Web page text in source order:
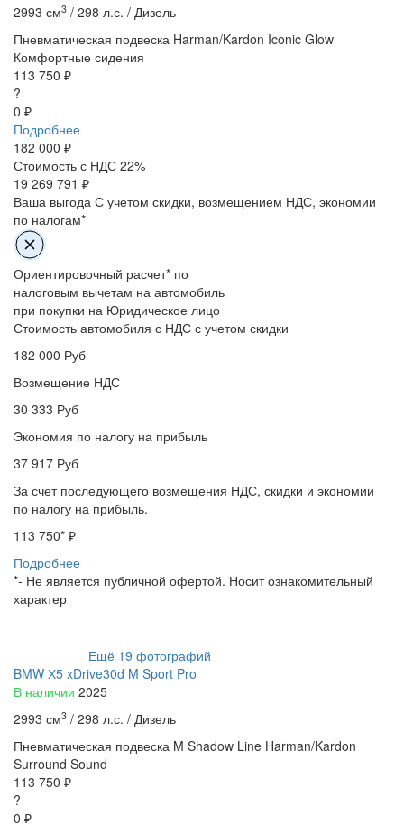
2993 см3 / 298 л.с. / Дизель
Пневматическая подвеска Harman/Kardon Iconic Glow
Комфортные сидения
113 750 ₽
?
0 ₽
Подробнее
182 000 ₽
Стоимость с НДС 22%
19 269 791 ₽
Ваша выгода С учетом скидки, возмещением НДС, экономии
по налогам*
Ориентировочный расчет* по
налоговым вычетам на автомобиль
при покупки на Юридическое лицо
Стоимость автомобиля с НДС с учетом скидки
182 000 Руб
Возмещение НДС
30 333 Руб
Экономия по налогу на прибыль
37 917 Руб
За счет последующего возмещения НДС, скидки и экономии
по налогу на прибыль.
113 750* ₽
Подробнее
*- Не является публичной офертой. Носит ознакомительный
характер
Ещё 19 фотографий
BMW Х5 xDrive30d M Sport Pro
В наличии 2025
2993 см3 / 298 л.с. / Дизель
Пневматическая подвеска M Shadow Line Harman/Kardon
Surround Sound
113 750 ₽
?
0 ₽